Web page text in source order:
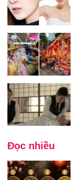
Đọc nhiều